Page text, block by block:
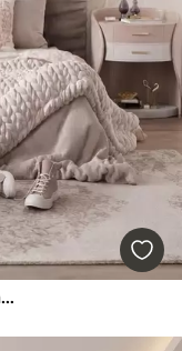
Piume delicate e vaporose avvolte in una foschia rosa-pesca dai riflessi luccicanti